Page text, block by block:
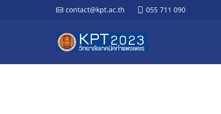
contact@kpt.ac.th 055 711 090